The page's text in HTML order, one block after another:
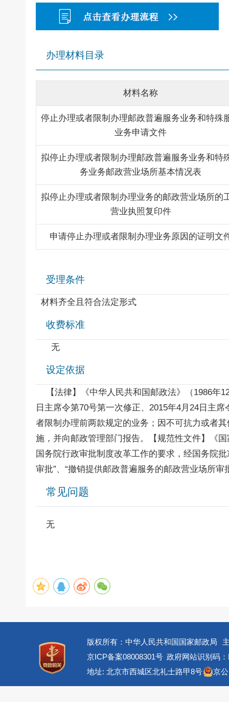
办理材料目录
材料名称
停止办理或者限制办理邮政普遍服务业务和特殊
业务申请文件
拟停止办理或者限制办理邮政普遍服务业务和特
务业务邮政营业场所基本情况表
拟停止办理或者限制办理业务的邮政营业场所的
营业执照复印件
申请停止办理或者限制办理业务原因的证明文
受理条件
材料齐全且符合法定形式
收费标准
无
设定依据
【法律】《中华人民共和国邮政法》（1986年
日主席令第70号第一次修正、2015年4月24日主
者限制办理前两款规定的业务；因不可抗力或者
施，并向邮政管理部门报告。【规范性文件】《
国务院行政审批制度改革工作的要求，经国务院
审批”、“撤销提供邮政普遍服务的邮政营业场所
常见问题
无
版权所有：中华人民共和国国家邮政局
京ICP备案08008301号 政府网站识别码
地址: 北京市西城区北礼士路甲8号
京